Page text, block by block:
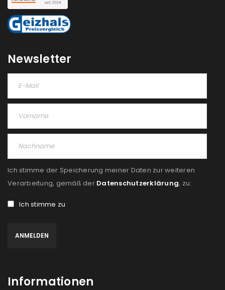
Please select all the ways you would like to hear from
us
Ja, ich möchte ein Kundenkonto eröffnen und
akzeptiere die
REGISTRIEREN
Newsletter
Ich stimme der Speicherung meiner Daten zur weiteren
Verarbeitung, gemäß der Datenschutzerklärung, zu:
Ich stimme zu
Informationen